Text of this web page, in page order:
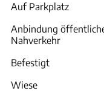
Auf Parkplatz
Anbindung
Nahverkehr
Befestigt
Wiese